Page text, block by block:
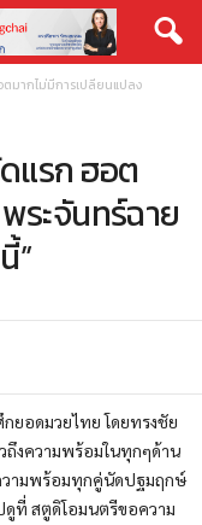
มากไม่มีการเปลียนแปลง
แรก ฮอต
ระจันทร์ฉาย
”
ยอดมวยไทย โดยทรงชัย
ถึงความพร้อมในทุกๆด้าน
วามพร้อมทุกคู่นัดปฐมฤกษ์
ที่ สตูดิโอมนตรีขอความ